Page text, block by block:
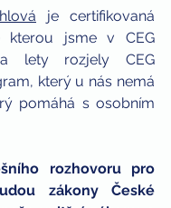
je certifikovaná
kterou jsme v CEG
lety rozjely CEG
který u nás nemá
pomáhá s osobním
rozhovoru pro
zákony České